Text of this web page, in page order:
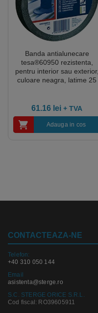
Banda antialunecare
tesa®60950 rezistenta,
pentru interior sau exterior,
culoare neagra, latime 25
61.16 lei + TVA
Adauga in cos
CONTACTEAZA-NE
Telefon:
+40 310 050 144
Email
asistenta@sterge.ro
S.C. STERGE ORICE S.R.L.
Cod fiscal: RO39605911